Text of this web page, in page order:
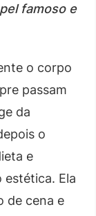
famoso e
o corpo
passam
da
o
e
estética. Ela
de cena e